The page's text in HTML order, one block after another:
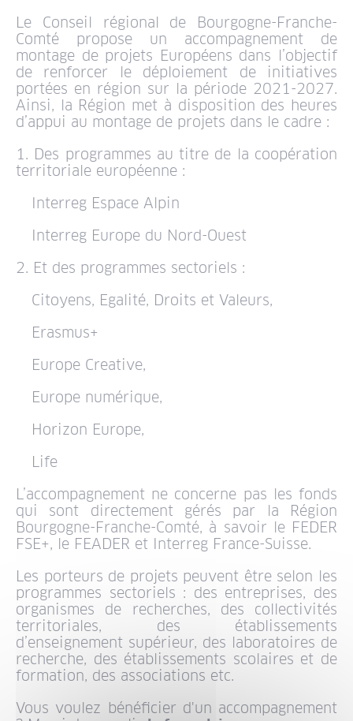
Le Conseil régional de Bourgogne-Franche-
Comté propose un accompagnement de
montage de projets Européens dans l’objectif
de renforcer le déploiement de initiatives
portées en région sur la période 2021-2027.
Ainsi, la Région met à disposition des heures
d’appui au montage de projets dans le cadre :
1. Des programmes au titre de la coopération
territoriale européenne :
Interreg Espace Alpin
Interreg Europe du Nord-Ouest
2. Et des programmes sectoriels :
Citoyens, Egalité, Droits et Valeurs,
Erasmus+
Europe Creative,
Europe numérique,
Horizon Europe,
Life
L’accompagnement ne concerne pas les fonds
qui sont directement gérés par la Région
Bourgogne-Franche-Comté, à savoir le FEDER
FSE+, le FEADER et Interreg France-Suisse.
Les porteurs de projets peuvent être selon les
programmes sectoriels : des entreprises, des
organismes de recherches, des collectivités
territoriales, des établissements
d’enseignement supérieur, des laboratoires de
recherche, des établissements scolaires et de
formation, des associations etc.
Vous voulez bénéficier d'un accompagnement